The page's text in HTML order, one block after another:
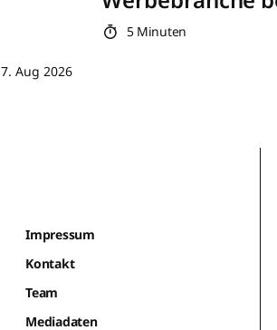
7. Aug 2026
5 Minuten
Impressum
Kontakt
Team
Mediadaten